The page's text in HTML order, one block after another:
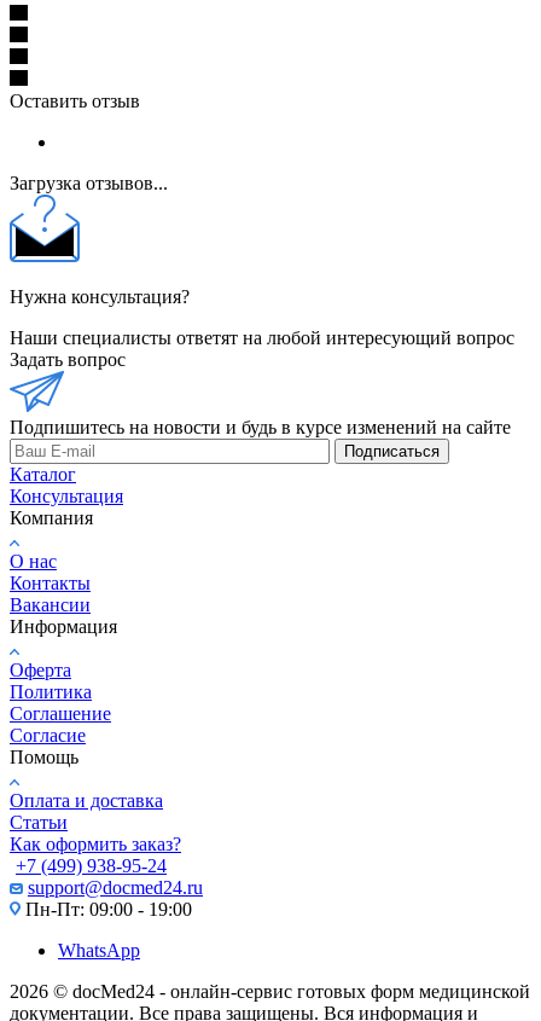
Оставить отзыв
Загрузка отзывов...
Нужна консультация?
Наши специалисты ответят на любой интересующий вопрос
Задать вопрос
Подпишитесь на новости и будь в курсе изменений на сайте
Подписаться
Каталог
Консультация
Компания
О нас
Контакты
Вакансии
Информация
Оферта
Политика
Соглашение
Согласие
Помощь
Оплата и доставка
Статьи
Как оформить заказ?
+7 (499) 938-95-24
support@docmed24.ru
Пн-Пт: 09:00 - 19:00
WhatsApp
2026 © docMed24 - онлайн-сервис готовых форм медицинской
документации. Все права защищены. Вся информация и